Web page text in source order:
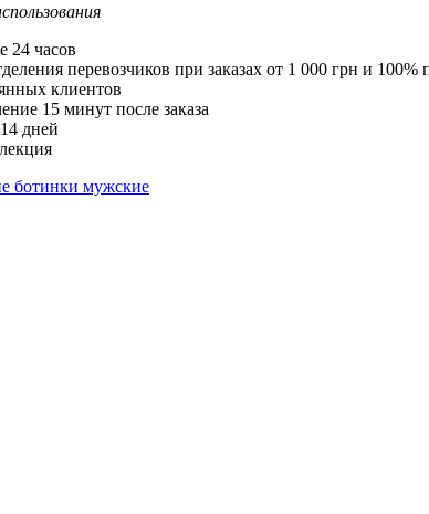
24 часов
перевозчиков при заказах от 1 000 грн и 100%
клиентов
15 минут после заказа
дней
ботинки мужские